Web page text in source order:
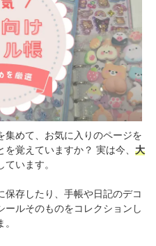
集めて、お気に入りのページを
覚えていますか？ 実は今、 大
ています。
存したり、手帳や日記のデコ
ールそのものをコレクションし